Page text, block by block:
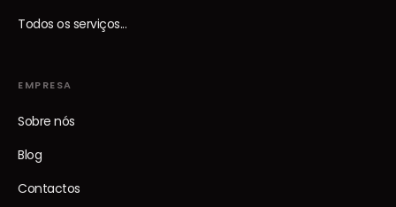
Todos os serviços...
EMPRESA
Sobre nós
Blog
Contactos